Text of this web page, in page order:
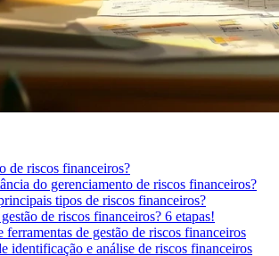
de riscos financeiros?
do gerenciamento de riscos financeiros?
tipos de riscos financeiros?
de riscos financeiros? 6 etapas!
ferramentas de gestão de riscos financeiros
identificação e análise de riscos financeiros